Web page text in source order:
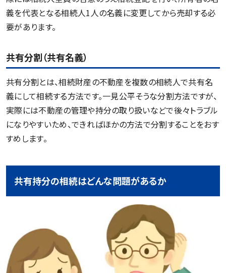
義を代表となる相続人1人の名義に変更してから売却する必
要があります。
共有分割（共有名義）
共有分割とは、相続財産の不動産を複数の相続人で共有名
義にして相続する方法です。一見公平そうな分割方法ですが、
実際には不動産の管理や持分の取り扱いなどで後々トラブル
になりやすいため、できればほかの方法で分割することをおす
すめします。
共有持分の相続はどんな問題があるか